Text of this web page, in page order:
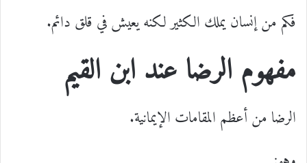
فكم من إنسان يملك الكثير لكنه يعيش في قلق دائم.
مفهوم الرضا عند ابن القيم
الرضا من أعظم المقامات الإيمانية.